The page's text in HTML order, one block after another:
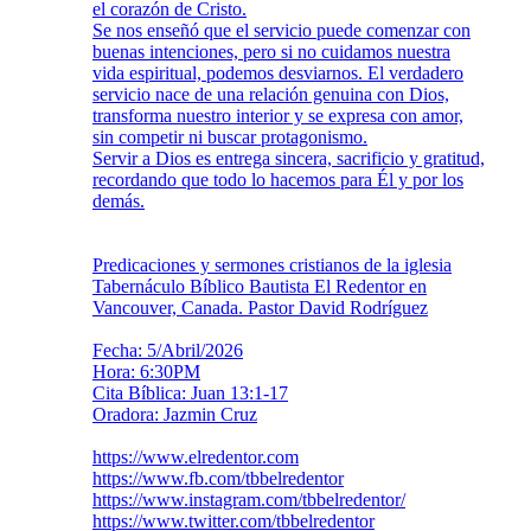
el corazón de Cristo.
Se nos enseñó que el servicio puede comenzar con
buenas intenciones, pero si no cuidamos nuestra
vida espiritual, podemos desviarnos. El verdadero
servicio nace de una relación genuina con Dios,
transforma nuestro interior y se expresa con amor,
sin competir ni buscar protagonismo.
Servir a Dios es entrega sincera, sacrificio y gratitud,
recordando que todo lo hacemos para Él y por los
demás.
Predicaciones y sermones cristianos de la iglesia
Tabernáculo Bíblico Bautista El Redentor en
Vancouver, Canada. Pastor David Rodríguez
Fecha: 5/Abril/2026
Hora: 6:30PM
Cita Bíblica: Juan 13:1-17
Oradora: Jazmin Cruz
https://www.elredentor.com
https://www.fb.com/tbbelredentor
https://www.instagram.com/tbbelredentor/
https://www.twitter.com/tbbelredentor